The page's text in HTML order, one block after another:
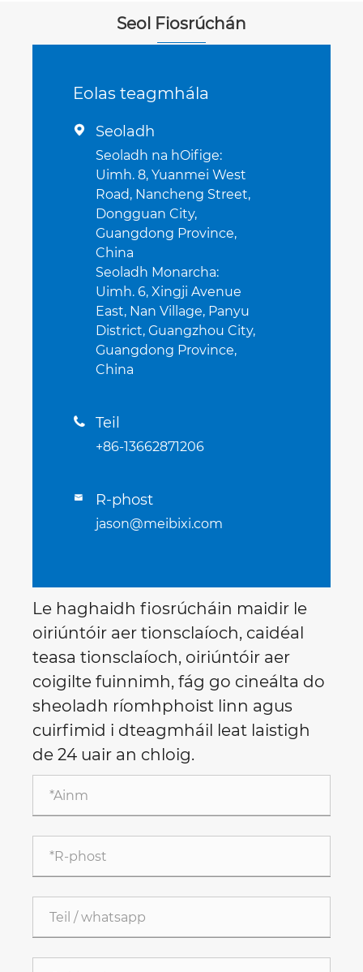
Seol Fiosrúchán
Eolas teagmhála
 Seoladh
Seoladh na hOifige:
Uimh. 8, Yuanmei West
Road, Nancheng Street,
Dongguan City,
Guangdong Province,
China
Seoladh Monarcha:
Uimh. 6, Xingji Avenue
East, Nan Village, Panyu
District, Guangzhou City,
Guangdong Province,
China
 Teil
+86-13662871206
 R-phost
jason@meibixi.com
Le haghaidh fiosrúcháin maidir le
oiriúntóir aer tionsclaíoch, caidéal
teasa tionsclaíoch, oiriúntóir aer
coigilte fuinnimh, fág go cineálta do
sheoladh ríomhphoist linn agus
cuirfimid i dteagmháil leat laistigh
de 24 uair an chloig.